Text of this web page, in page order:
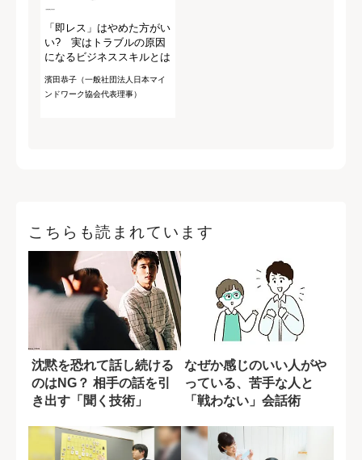
「即レス」はやめた方がい
い? 実はトラブルの原因
になるビジネススキルとは
濱田恭子（一般社団法人日本マイ
ンドワーク協会代表理事）
こちらも読まれています
沈黙を恐れて話し続ける
のはNG？ 相手の話を引
き出す「聞く技術」
なぜか感じのいい人がや
っている、苦手な人と
「戦わない」会話術